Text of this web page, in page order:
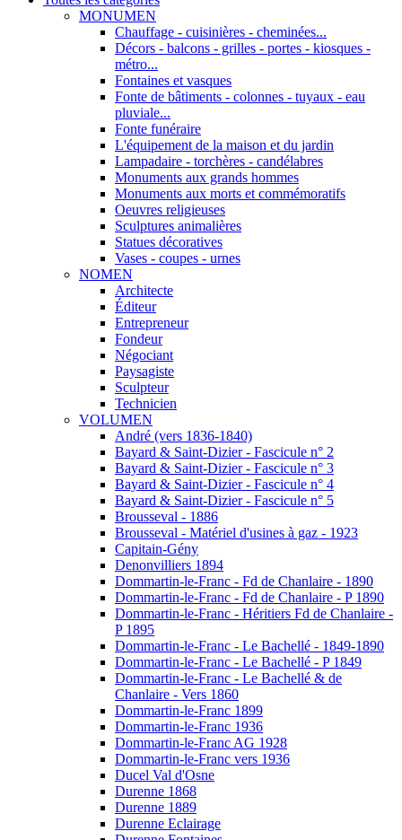
MONUMEN
Chauffage - cuisinières - cheminées...
Décors - balcons - grilles - portes - kiosques -
métro...
Fontaines et vasques
Fonte de bâtiments - colonnes - tuyaux - eau
pluviale...
Fonte funéraire
L'équipement de la maison et du jardin
Lampadaire - torchères - candélabres
Monuments aux grands hommes
Monuments aux morts et commémoratifs
Oeuvres religieuses
Sculptures animalières
Statues décoratives
Vases - coupes - urnes
NOMEN
Architecte
Éditeur
Entrepreneur
Fondeur
Négociant
Paysagiste
Sculpteur
Technicien
VOLUMEN
André (vers 1836-1840)
Bayard & Saint-Dizier - Fascicule n° 2
Bayard & Saint-Dizier - Fascicule n° 3
Bayard & Saint-Dizier - Fascicule n° 4
Bayard & Saint-Dizier - Fascicule n° 5
Brousseval - 1886
Brousseval - Matériel d'usines à gaz - 1923
Capitain-Gény
Denonvilliers 1894
Dommartin-le-Franc - Fd de Chanlaire - 1890
Dommartin-le-Franc - Fd de Chanlaire - P 1890
Dommartin-le-Franc - Héritiers Fd de Chanlaire -
P 1895
Dommartin-le-Franc - Le Bachellé - 1849-1890
Dommartin-le-Franc - Le Bachellé - P 1849
Dommartin-le-Franc - Le Bachellé & de
Chanlaire - Vers 1860
Dommartin-le-Franc 1899
Dommartin-le-Franc 1936
Dommartin-le-Franc AG 1928
Dommartin-le-Franc vers 1936
Ducel Val d'Osne
Durenne 1868
Durenne 1889
Durenne Eclairage